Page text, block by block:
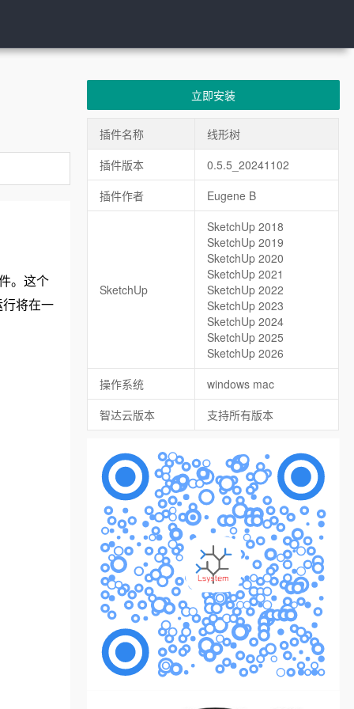
。这个
将在一
立即安装
插件名称
线形树
插件版本
0.5.5_20241102
插件作者
Eugene B
SketchUp
SketchUp 2018
SketchUp 2019
SketchUp 2020
SketchUp 2021
SketchUp 2022
SketchUp 2023
SketchUp 2024
SketchUp 2025
SketchUp 2026
操作系统
windows mac
智达云版本
支持所有版本